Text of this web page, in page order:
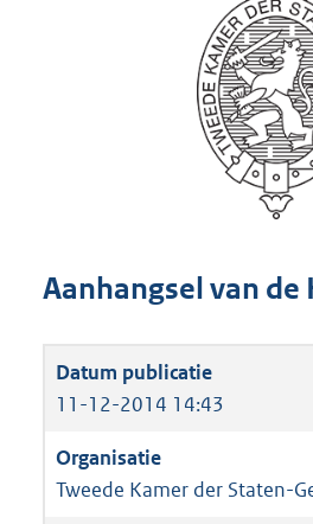
Aanhangsel van de
11-12-2014 14:43
Tweede Kamer der Staten-